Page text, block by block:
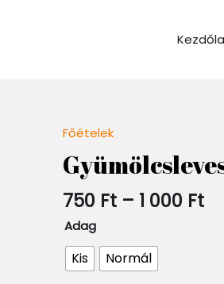
Főételek
750 Ft – 1 000 Ft
-
1
Adag
Kis Normál